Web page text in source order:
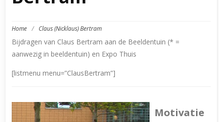
Home / Claus (Nicklaus) Bertram
Bijdragen van Claus Bertram aan de Beeldentuin (* =
aanwezig in beeldentuin) en Expo Thuis
[listmenu menu=”ClausBertram”]
Motivatie